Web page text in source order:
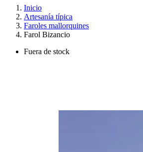
Inicio
Artesanía típica
Faroles mallorquines
Farol Bizancio
Fuera de stock